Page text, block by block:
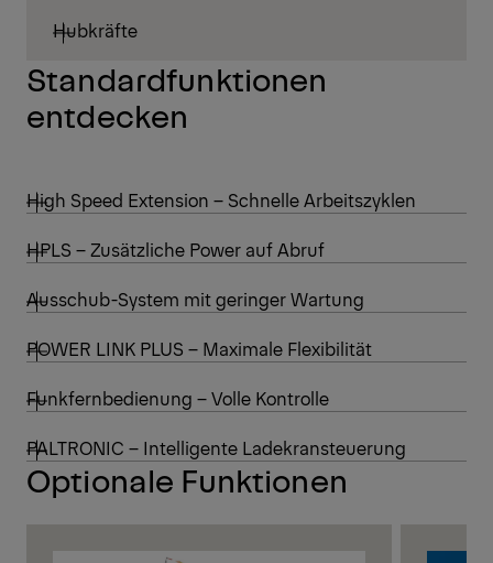
Hubkräfte
Standardfunktionen
entdecken
High Speed Extension – Schnelle Arbeitszyklen
HPLS – Zusätzliche Power auf Abruf
Ausschub-System mit geringer Wartung
POWER LINK PLUS – Maximale Flexibilität
Funkfernbedienung – Volle Kontrolle
PALTRONIC – Intelligente Ladekransteuerung
Optionale Funktionen